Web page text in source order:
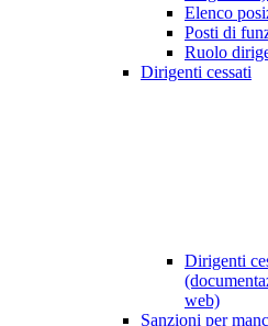
Elenco
Posti di
Ruolo
Dirigenti cessati
Dirigenti
web)
Sanzioni per